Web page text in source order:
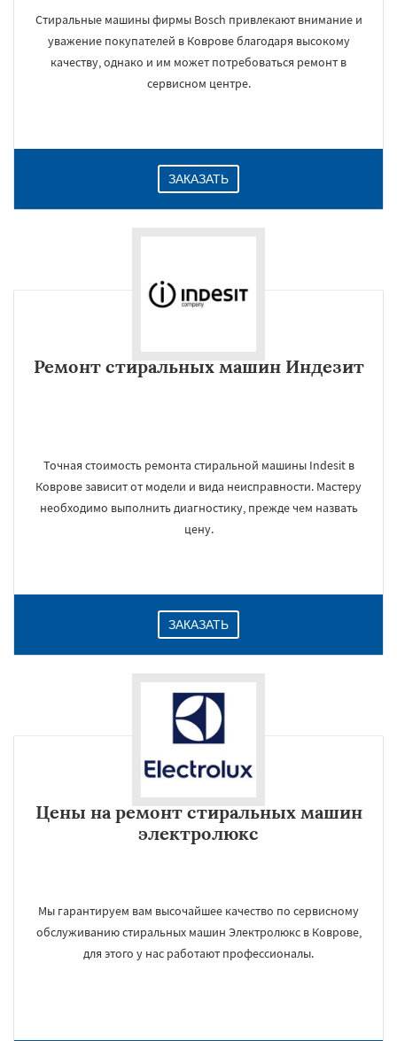
Стиральные машины фирмы Bosch привлекают внимание и
уважение покупателей в Коврове благодаря высокому
качеству, однако и им может потребоваться ремонт в
сервисном центре.
ЗАКАЗАТЬ
Ремонт стиральных машин Индезит
Точная стоимость ремонта стиральной машины Indesit в
Коврове зависит от модели и вида неисправности. Мастеру
необходимо выполнить диагностику, прежде чем назвать
цену.
ЗАКАЗАТЬ
Цены на ремонт стиральных машин
электролюкс
Мы гарантируем вам высочайшее качество по сервисному
обслуживанию стиральных машин Электролюкс в Коврове,
для этого у нас работают профессионалы.